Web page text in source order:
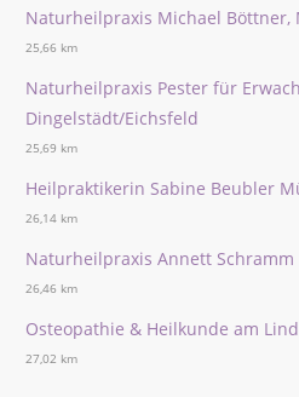
Naturheilpraxis Michael Böttner,
25,66 km
Naturheilpraxis Pester für
Dingelstädt/Eichsfeld
25,69 km
Heilpraktikerin Sabine Beubler
26,14 km
Naturheilpraxis Annett
26,46 km
Osteopathie & Heilkunde am
27,02 km